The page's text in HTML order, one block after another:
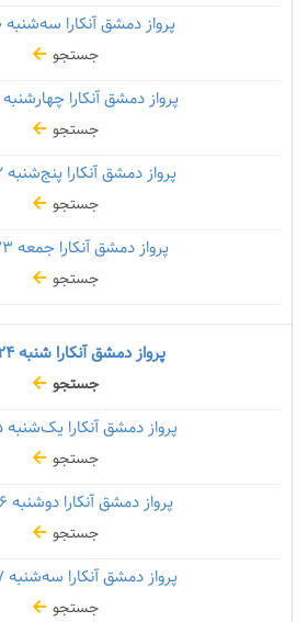
پرواز دمشق آنکارا سه‌شنبه۲۰ مرداد
جستجو
پرواز دمشق آنکارا چهارشنبه
جستجو
پرواز دمشق آنکارا پنج‌شنبه
جستجو
پرواز دمشق آنکارا جمعه
جستجو
پرواز دمشق آنکارا شنبه
جستجو
پرواز دمشق آنکارا یک‌شنبه۲۵ مرداد
جستجو
پرواز دمشق آنکارا دوشنبه
جستجو
پرواز دمشق آنکارا سه‌شنبه۲۷ مرداد
جستجو